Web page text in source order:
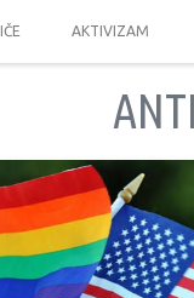
AKTIVIZAM